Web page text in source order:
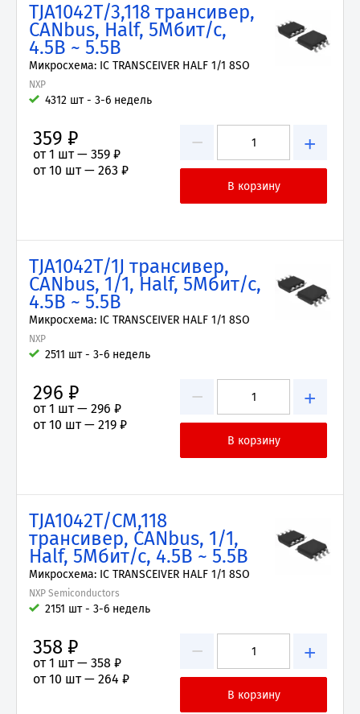
TJA1042T/3,118 трансивер,
CANbus, Half, 5Мбит/с,
4.5В ~ 5.5В
Микросхема: IC TRANSCEIVER HALF 1/1 8SO
NXP
4312 шт - 3-6 недель
− +
359 ₽
от 1 шт — 359 ₽
от 10 шт — 263 ₽
TJA1042T/1J трансивер,
CANbus, 1/1, Half, 5Мбит/с,
4.5В ~ 5.5В
Микросхема: IC TRANSCEIVER HALF 1/1 8SO
NXP
2511 шт - 3-6 недель
− +
296 ₽
от 1 шт — 296 ₽
от 10 шт — 219 ₽
TJA1042T/CM,118
трансивер, CANbus, 1/1,
Half, 5Мбит/с, 4.5В ~ 5.5В
Микросхема: IC TRANSCEIVER HALF 1/1 8SO
NXP Semiconductors
2151 шт - 3-6 недель
− +
358 ₽
от 1 шт — 358 ₽
от 10 шт — 264 ₽